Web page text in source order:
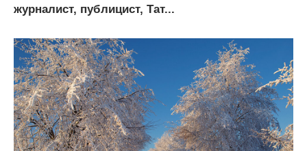
журналист, публицист, Тат...